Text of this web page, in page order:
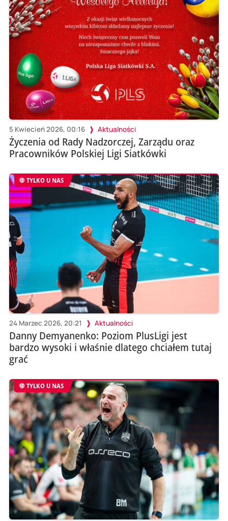
5 Kwiecień 2026, 00:16 Aktualności
Życzenia od Rady Nadzorczej, Zarządu oraz
Pracowników Polskiej Ligi Siatkówki
TYLKO U NAS
24 Marzec 2026, 20:21 Aktualności
Danny Demyanenko: Poziom PlusLigi jest
bardzo wysoki i właśnie dlatego chciałem tutaj
grać
TYLKO U NAS